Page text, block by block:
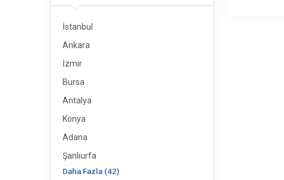
İstanbul
Ankara
İzmir
Bursa
Antalya
Konya
Adana
Şanlıurfa
Daha Fazla (42)